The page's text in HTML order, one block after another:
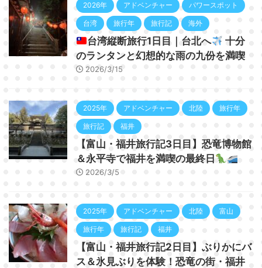
2026年 アドベンチャー パワースポット
台湾 旅行年 旅行記 海外
台湾縦断旅行1日目｜台北へ
十分
のランタンと幻想的な雨の九份を満喫
2026/3/15
2025年 アドベンチャー 北陸 旅行年
旅行記 福井
【富山・福井旅行記3日目】恐竜博物館
＆永平寺で福井を満喫の最終日
2026/3/5
2025年 アドベンチャー 北陸 富山
旅行年 旅行記 福井
【富山・福井旅行記2日目】ぶりかにバ
ス＆氷見ぶりを体験！恐竜の街・福井